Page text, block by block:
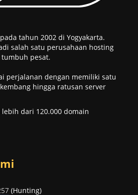
tahun 2002 di Yogyakarta.
salah satu perusahaan hosting
pesat.
perjalanan dengan memiliki satu
hingga ratusan server
dari 120.000 domain
(Hunting)